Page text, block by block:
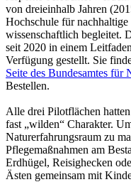
von dreieinhalb Jahren
Hochschule für
wissenschaftlich begleitet.
seit 2020 in einem
Verfügung gestellt. Sie
Seite des Bundesamtes für
Bestellen.
Alle drei Pilotflächen
fast „wilden“ Charakter.
Naturerfahrungsraum zu
Pflegemaßnahmen am
Erdhügel, Reisighecken
Ästen gemeinsam mit